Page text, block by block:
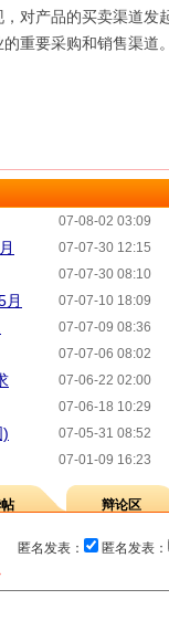
对产品的买卖渠道发
重要采购和销售渠道。
07-08-02 03:09
07-07-30 12:15
07-07-30 08:10
07-07-10 18:09
月
07-07-09 08:36
07-07-06 08:02
07-06-22 02:00
07-06-18 10:29
07-05-31 08:52
)
07-01-09 16:23
辩论区
匿名发表：
匿名发表：